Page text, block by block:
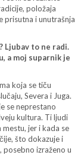
položaja
prisutna i unutrašnja
Ljubav to ne radi.
a moj suparnik je
koja se tiču
Severa i Juga.
se neprestano
kultura. Ti ljudi
jer i kada se
što dokazuje i
posebno izraženo u